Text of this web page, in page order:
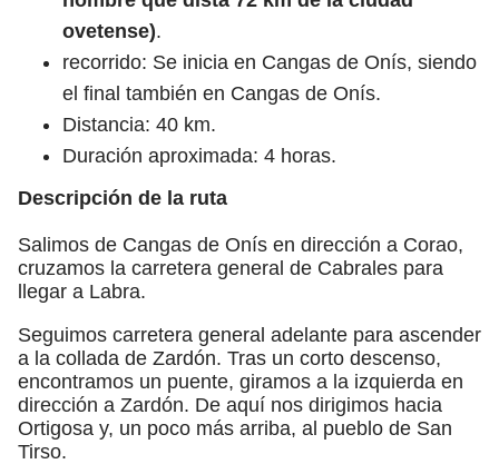
ovetense).
recorrido: Se inicia en Cangas de Onís, siendo
el final también en Cangas de Onís.
Distancia: 40 km.
Duración aproximada: 4 horas.
Descripción de la ruta
Salimos de Cangas de Onís en dirección a Corao,
cruzamos la carretera general de Cabrales para
llegar a Labra.
Seguimos carretera general adelante para ascender
a la collada de Zardón. Tras un corto descenso,
encontramos un puente, giramos a la izquierda en
dirección a Zardón. De aquí nos dirigimos hacia
Ortigosa y, un poco más arriba, al pueblo de San
Tirso.